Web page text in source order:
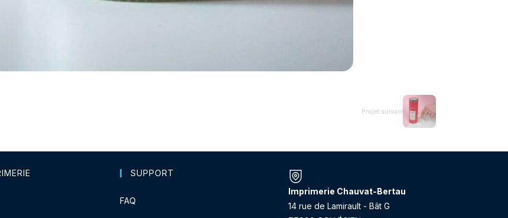
Projet suivant
SUPPORT
FAQ
Imprimerie Chauvat-Bertau
14 rue de Lamirault - Bât G